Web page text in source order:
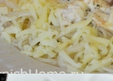
Какие Виды Проклятий
Применить К Вашему
Ухаживать За Женской